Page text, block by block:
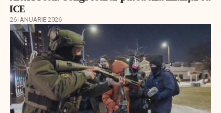
ICE
26 IANUARIE 2026